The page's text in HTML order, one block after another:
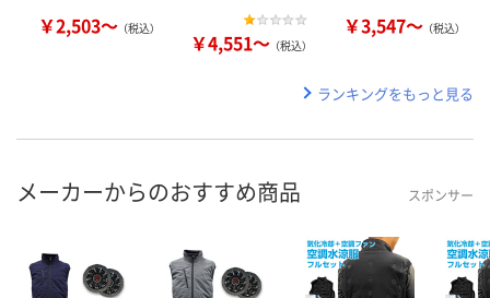
￥2,503～ （税込）
￥4,551～ （税込）
￥3,547～ （税込）
ランキングをもっと見る
メーカーからのおすすめ商品 スポンサー